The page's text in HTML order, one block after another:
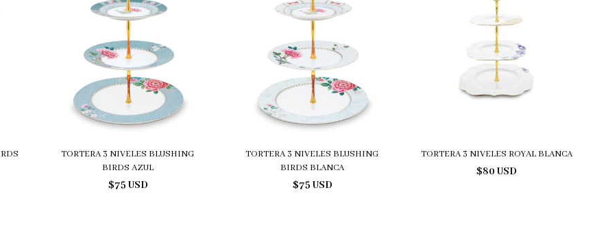
TORTERA 3 NIVELES BLUSHING
BIRDS AZUL
$75 USD
TORTERA 3 NIVELES BLUSHING
BIRDS BLANCA
$75 USD
TORTERA 3 NIVELES ROYAL BLANCA
$80 USD